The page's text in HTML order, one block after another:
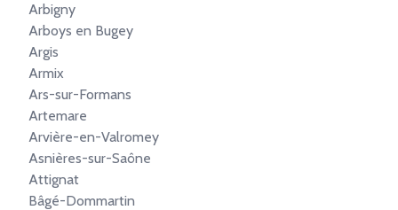
Arbigny
Arboys en Bugey
Argis
Armix
Ars-sur-Formans
Artemare
Arvière-en-Valromey
Asnières-sur-Saône
Attignat
Bâgé-Dommartin